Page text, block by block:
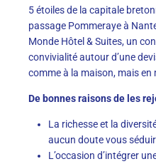
5 étoiles de la capitale
passage Pommeraye à
Monde Hôtel & Suites, un
convivialité autour d’une
comme à la maison, mais en
De bonnes raisons de les
La richesse et la
aucun doute vous
L’occasion d’intégrer